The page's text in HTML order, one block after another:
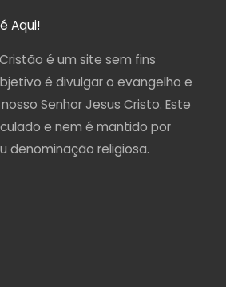
s
a
p
Aqui!
é um site sem fins
é divulgar o evangelho e
Senhor Jesus Cristo. Este
e nem é mantido por
denominação religiosa.